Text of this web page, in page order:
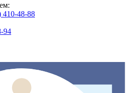
410-48-88
94